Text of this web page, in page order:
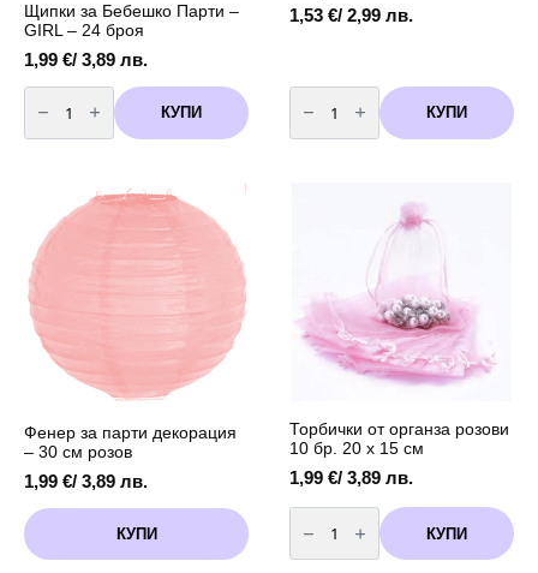
Щипки за Бебешко Парти –
GIRL – 24 броя
1,99 €/ 3,89 лв.
количество
за
Щипки
за
броя
КУПИ
1,53 €/ 2,99 лв.
количество
за
Щипки
за
КУПИ
Фенер за парти декорация
– 30 см розов
1,99 €/ 3,89 лв.
КУПИ
Торбички от органза розови
10 бр. 20 х 15 см
1,99 €/ 3,89 лв.
количество
за
Торбички
от
КУПИ